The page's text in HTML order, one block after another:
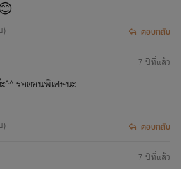
) ตอบกลับ
รอตอนพิเศษนะ
)
7 ปีที่แล้ว
ตอบกลับ
7 ปีที่แล้ว